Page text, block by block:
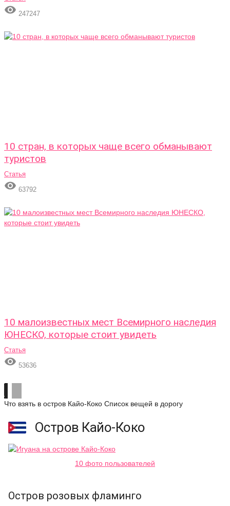
 247247
10 стран, в которых чаще всего обманывают
туристов
Статья
 63792
10 малоизвестных мест Всемирного наследия
ЮНЕСКО, которые стоит увидеть
Статья
 53636
Что взять в остров Кайо-Коко Список вещей в дорогу
Остров Кайо-Коко
10 фото пользователей
Остров розовых фламинго